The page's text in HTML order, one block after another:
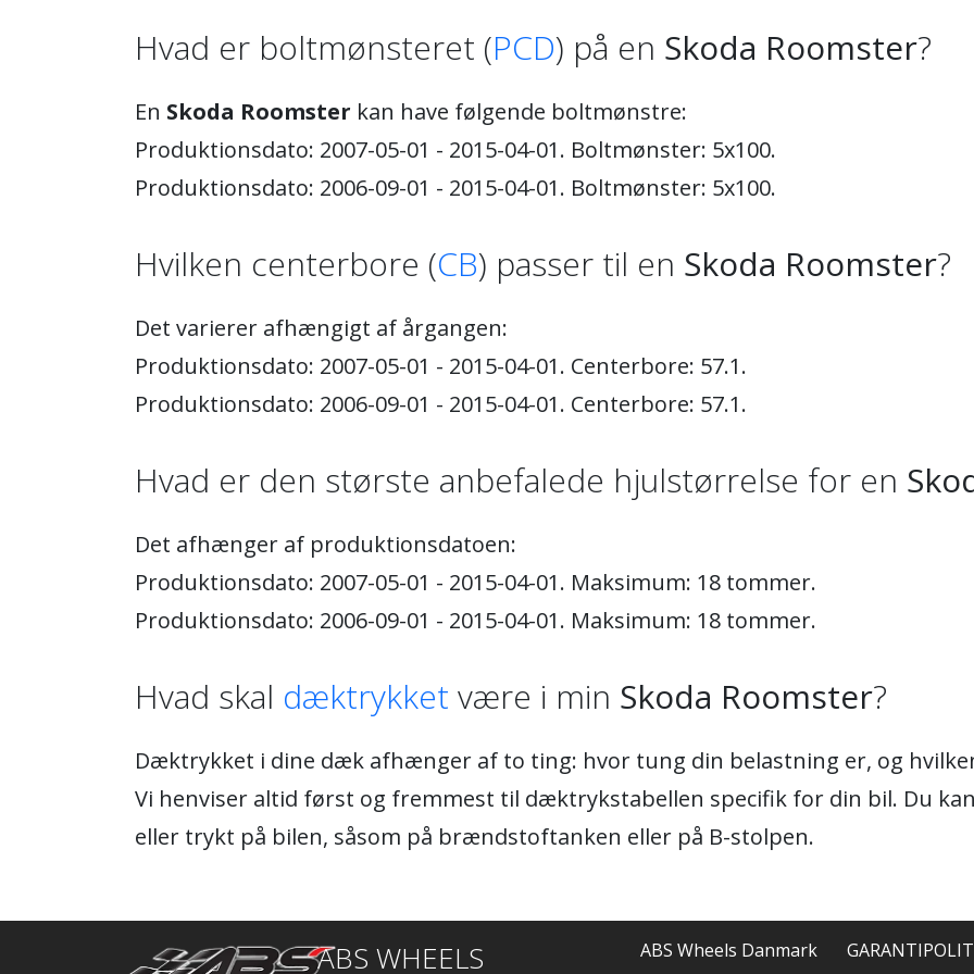
Hvad er boltmønsteret (PCD) på en Skoda Roomster?
En Skoda Roomster kan have følgende boltmønstre:
Produktionsdato: 2007-05-01 - 2015-04-01. Boltmønster: 5x100.
Produktionsdato: 2006-09-01 - 2015-04-01. Boltmønster: 5x100.
Hvilken centerbore (CB) passer til en Skoda Roomster?
Det varierer afhængigt af årgangen:
Produktionsdato: 2007-05-01 - 2015-04-01. Centerbore: 57.1.
Produktionsdato: 2006-09-01 - 2015-04-01. Centerbore: 57.1.
Hvad er den største anbefalede hjulstørrelse for en
Det afhænger af produktionsdatoen:
Produktionsdato: 2007-05-01 - 2015-04-01. Maksimum: 18 tommer.
Produktionsdato: 2006-09-01 - 2015-04-01. Maksimum: 18 tommer.
Hvad skal dæktrykket være i min Skoda Roomster?
Dæktrykket i dine dæk afhænger af to ting: hvor tung din belastning er, og
Vi henviser altid først og fremmest til dæktrykstabellen specifik for din bil. Du
eller trykt på bilen, såsom på brændstoftanken eller på B-stolpen.
ABS WHEELS ABS Wheels Danmark